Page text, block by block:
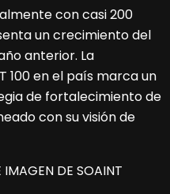
con casi 200
un crecimiento del
anterior. La
100 en el país marca un
de fortalecimiento de
con su visión de
IMAGEN DE SOAINT